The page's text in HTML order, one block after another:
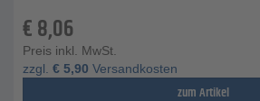
€8,06
Preis inkl. MwSt.
zzgl. € 5,90 Versandkosten
zum Artikel